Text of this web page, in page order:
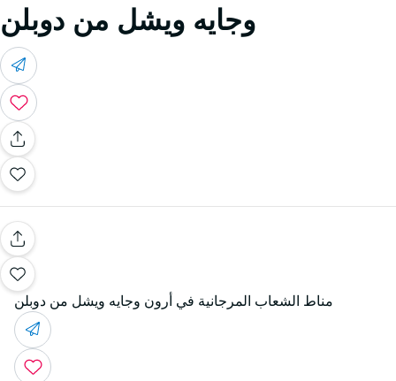
وجايه ويشل من دوبلن
مناط الشعاب المرجانية في أرون وجايه ويشل من دوبلن